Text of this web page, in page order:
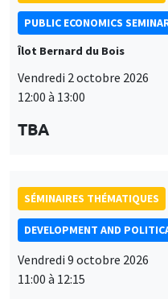
PUBLIC ECONOMICS
Îlot Bernard du Bois
Vendredi 2 octobre 2026
12:00 à 13:00
TBA
SÉMINAIRES THÉMATIQUES
DEVELOPMENT AND
Vendredi 9 octobre 2026
11:00 à 12:15